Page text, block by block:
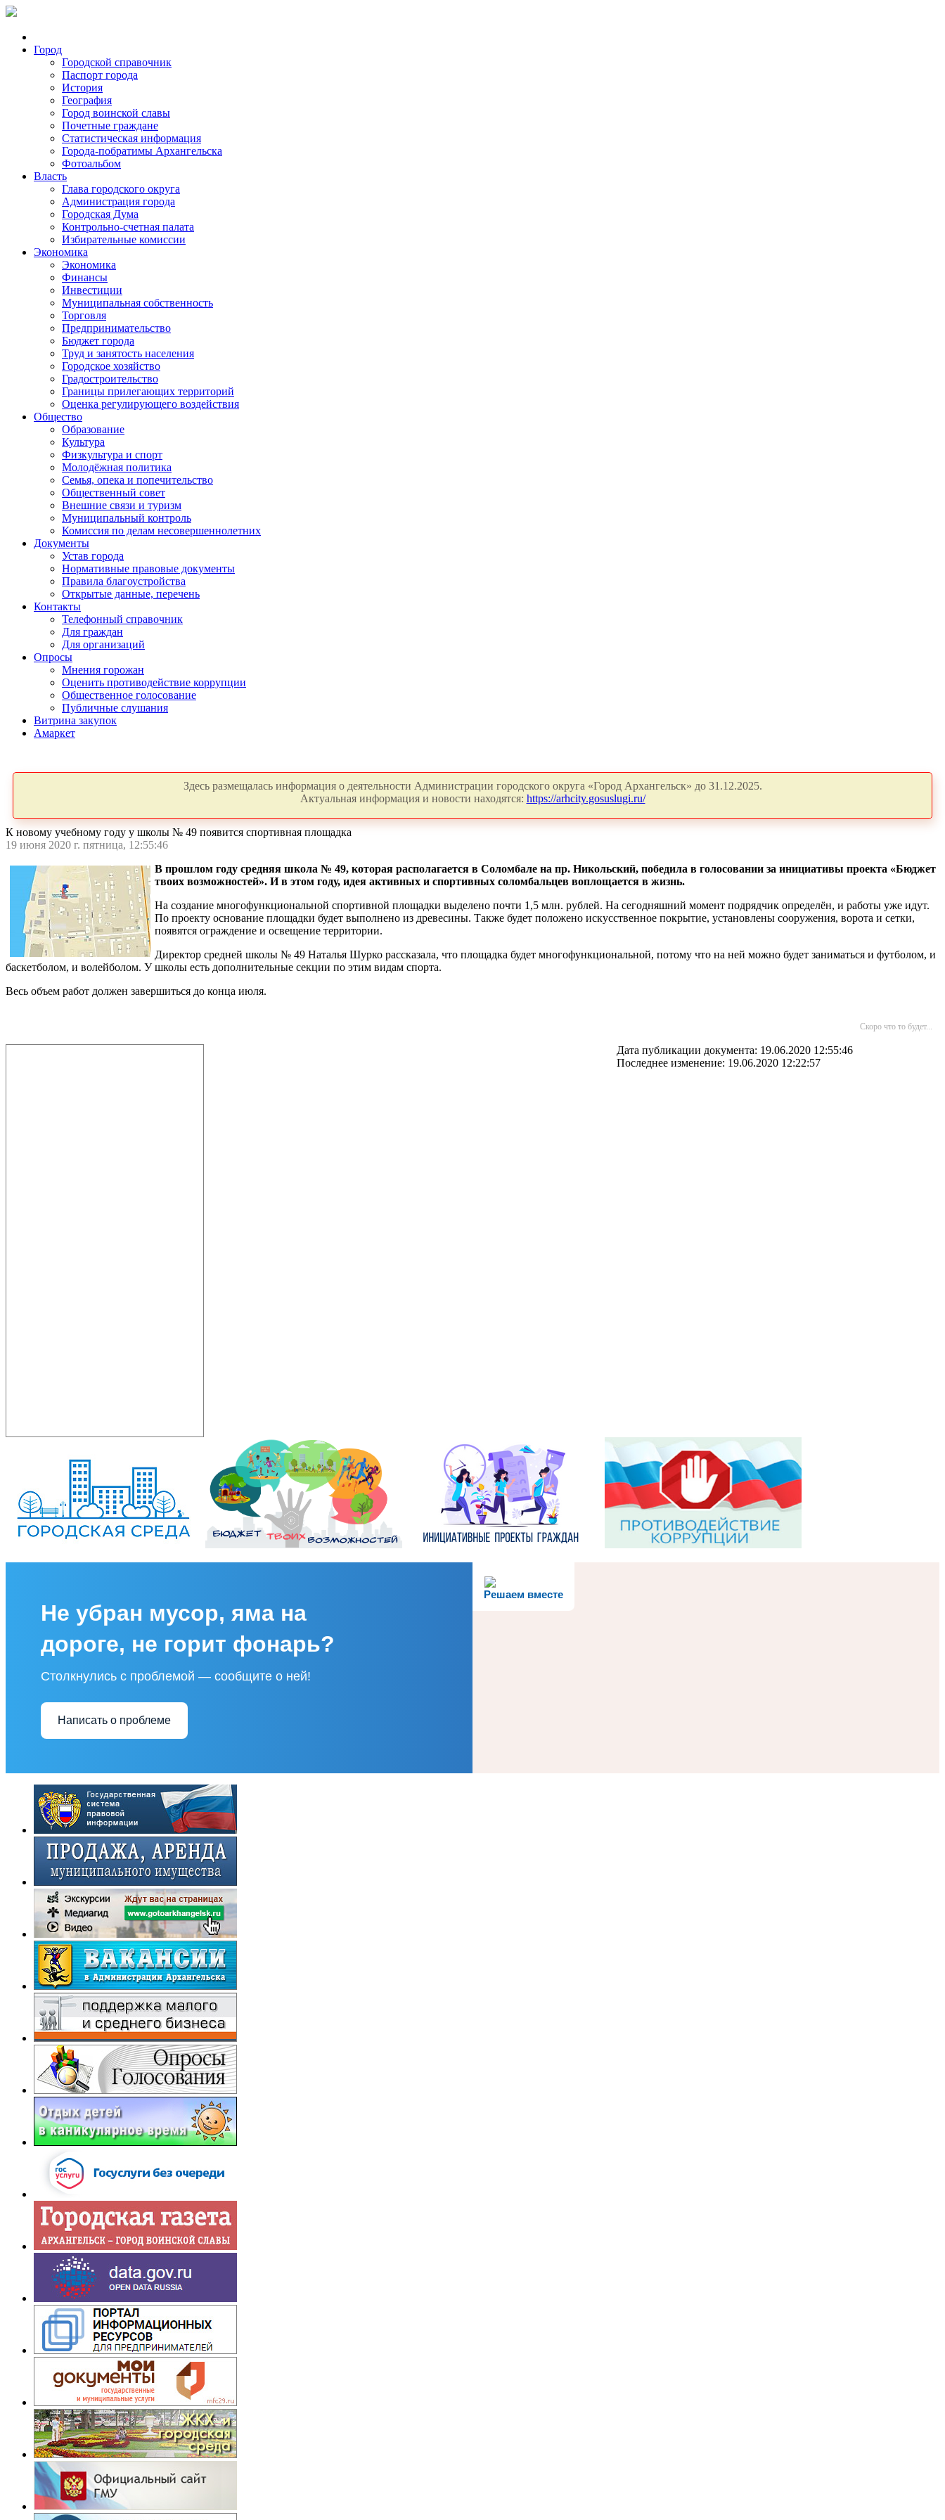
Город
Городской справочник
Паспорт города
История
География
Город воинской славы
Почетные граждане
Статистическая информация
Города-побратимы Архангельска
Фотоальбом
Власть
Глава городского округа
Администрация города
Городская Дума
Контрольно-счетная палата
Избирательные комиссии
Экономика
Экономика
Финансы
Инвестиции
Муниципальная собственность
Торговля
Предпринимательство
Бюджет города
Труд и занятость населения
Городское хозяйство
Градостроительство
Границы прилегающих территорий
Оценка регулирующего воздействия
Общество
Образование
Культура
Физкультура и спорт
Молодёжная политика
Семья, опека и попечительство
Общественный совет
Внешние связи и туризм
Муниципальный контроль
Комиссия по делам несовершеннолетних
Документы
Устав города
Нормативные правовые документы
Правила благоустройства
Открытые данные, перечень
Контакты
Телефонный справочник
Для граждан
Для организаций
Опросы
Мнения горожан
Оценить противодействие коррупции
Общественное голосование
Публичные слушания
Витрина закупок
Амаркет
Здесь размещалась информация о деятельности Администрации городского округа «Город Архангельск» до 31.12.2025.
Актуальная информация и новости находятся: https://arhcity.gosuslugi.ru/
К новому учебному году у школы № 49 появится спортивная площадка
19 июня 2020 г. пятница, 12:55:46
В прошлом году средняя школа № 49, которая располагается в Соломбале на пр. Никольский, победила в голосовании за инициативы проекта «Бюджет
твоих возможностей». И в этом году, идея активных и спортивных соломбальцев воплощается в жизнь.
На создание многофункциональной спортивной площадки выделено почти 1,5 млн. рублей. На сегодняшний момент подрядчик определён, и работы уже идут.
По проекту основание площадки будет выполнено из древесины. Также будет положено искусственное покрытие, установлены сооружения, ворота и сетки,
появятся ограждение и освещение территории.
Директор средней школы № 49 Наталья Шурко рассказала, что площадка будет многофункциональной, потому что на ней можно будет заниматься и футболом, и
баскетболом, и волейболом. У школы есть дополнительные секции по этим видам спорта.
Весь объем работ должен завершиться до конца июля.
Скоро что то будет...
Дата публикации документа: 19.06.2020 12:55:46
Последнее изменение: 19.06.2020 12:22:57
Решаем вместе
Не убран мусор, яма на
дороге, не горит фонарь?
Столкнулись с проблемой — сообщите о ней!
Написать о проблеме